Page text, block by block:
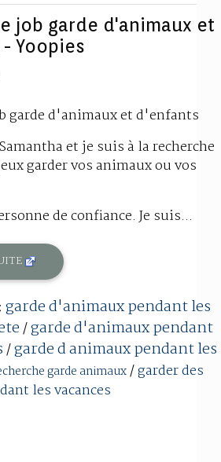
job garde d'animaux et
Yoopies
garde d'animaux et d'enfants
et je suis à la recherche
garder vos animaux ou vos
de confiance. Je suis...
garde d'animaux pendant les
/garde d'animaux pendant
/garde d animaux pendant les
garde animaux/garder des
les vacances